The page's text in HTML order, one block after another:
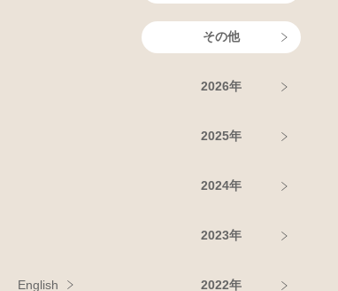
English
その他
2026年
2025年
2024年
2023年
2022年